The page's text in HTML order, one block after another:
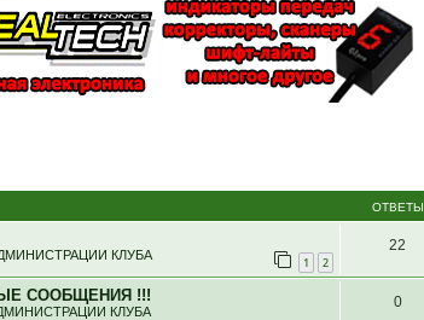
ОТВЕТЫ
КЛУБА 1 2
22
СООБЩЕНИЯ !!!
КЛУБА
0